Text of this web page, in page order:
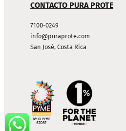
CONTACTO PURA PROTE
7100-0249
info@puraprote.com
San José, Costa Rica